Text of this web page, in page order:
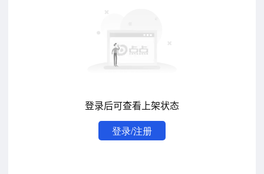
登录后可查看上架状态
登录/注册